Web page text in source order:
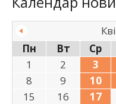
Пн
Вт Ср
1
2 3
8
9 10
15
16 17